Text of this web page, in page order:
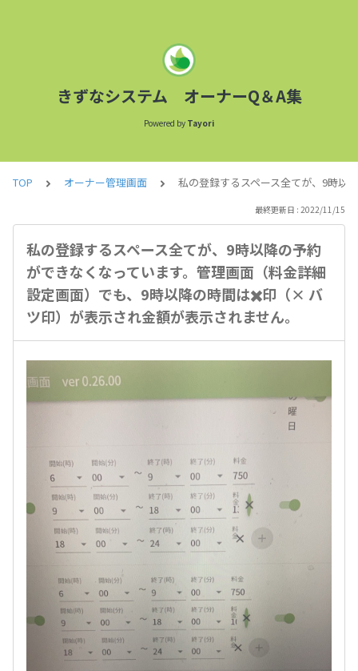
きずなシステム オーナーQ＆A集
Powered by Tayori
TOP オーナー管理画面 私の登録するスペース全てが、9時以
最終更新日 : 2022/11/15
私の登録するスペース全てが、9時以降の予約
ができなくなっています。管理画面（料金詳細
設定画面）でも、9時以降の時間は✖️印（× バ
ツ印）が表示され金額が表示されません。